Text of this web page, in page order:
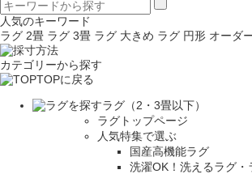
人気のキーワード
ラグ 2畳 ラグ 3畳 ラグ 大きめ ラグ 円形 オーダ
カテゴリーから探す
TOPに戻る
ラグ（2・3畳以下）
ラグトップページ
人気特集で選ぶ
国産高機能ラグ
洗濯OK！洗えるラグ・